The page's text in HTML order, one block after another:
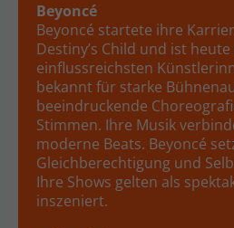
Beyoncé
Beyoncé startete ihre
Destiny’s Child und ist
einflussreichsten
bekannt für starke
beeindruckende
Stimmen. Ihre Musik
moderne Beats. Beyoncé
Gleichberechtigung und
Ihre Shows gelten als
inszeniert.